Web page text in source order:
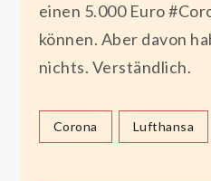
einen 5.000 Euro
können. Aber davon
nichts. Verständlich.
Corona Lufthansa